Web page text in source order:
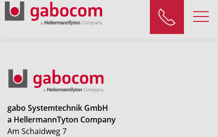
gabo Systemtechnik GmbH
a HellermannTyton Company
Am Schaidweg 7